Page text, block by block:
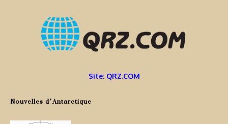
Site: QRZ.COM
Nouvelles d’Antarctique